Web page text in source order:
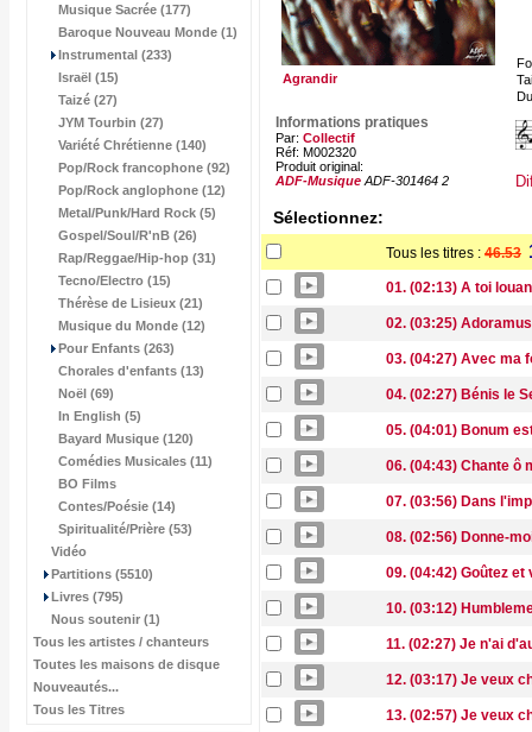
Musique Sacrée (177)
Baroque Nouveau Monde (1)
Instrumental (233)
Israël (15)
Taizé (27)
JYM Tourbin (27)
Variété Chrétienne (140)
Pop/Rock francophone (92)
Pop/Rock anglophone (12)
Metal/Punk/Hard Rock (5)
Gospel/Soul/R'nB (26)
Rap/Reggae/Hip-hop (31)
Tecno/Electro (15)
Thérèse de Lisieux (21)
Musique du Monde (12)
Pour Enfants (263)
Chorales d'enfants (13)
Noël (69)
In English (5)
Bayard Musique (120)
Comédies Musicales (11)
BO Films
Contes/Poésie (14)
Spiritualité/Prière (53)
Vidéo
Partitions (5510)
Livres (795)
Nous soutenir (1)
Tous les artistes / chanteurs
Toutes les maisons de disque
Nouveautés...
Tous les Titres
Agrandir
Informations pratiques
Par: Collectif
Réf: M002320
Produit original:
ADF-Musique ADF-301464 2
Sélectionnez:
Tous les titres : 46.53
01. (02:13) A toi
02. (03:25)
03. (04:27) Avec ma
04. (02:27) Bénis le
05. (04:01) Bonum
06. (04:43) Chante ô
07. (03:56) Dans
08. (02:56) Donne-
09. (04:42) Goûtez et
10. (03:12)
11. (02:27) Je n'ai
12. (03:17) Je veux
13. (02:57) Je veux